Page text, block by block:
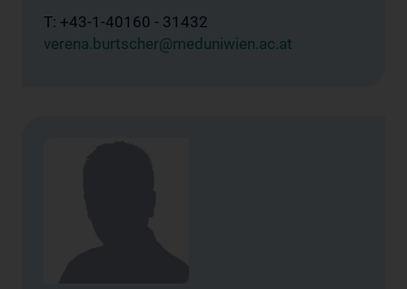
T: +43-1-40160 - 31432
verena.burtscher@meduniwien.ac.at